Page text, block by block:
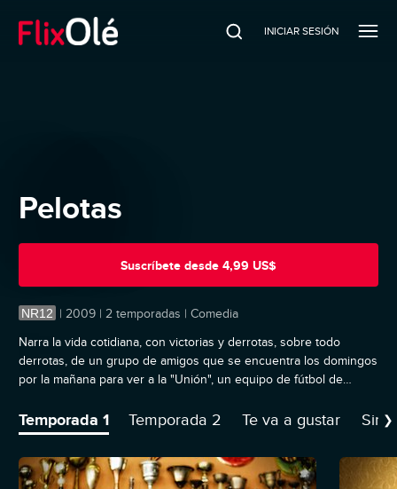
INICIAR SESIÓN
Pelotas
Suscríbete desde 4,99 US$
NR12 | 2009 | 2 temporadas | Comedia
Narra la vida cotidiana, con victorias y derrotas, sobre todo
derrotas, de un grupo de amigos que se encuentra los domingos
por la mañana para ver a la "Unión", un equipo de fútbol de
Temporada 1 Temporada 2 Te va a gustar ❯